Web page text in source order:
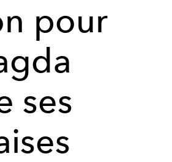
pour
ses